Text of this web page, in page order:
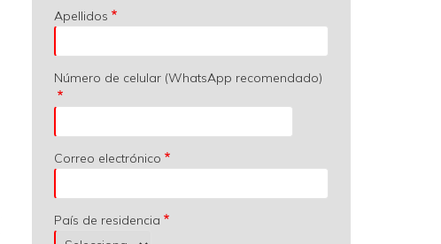
Apellidos
Número de celular (WhatsApp recomendado)
Correo electrónico
País de residencia